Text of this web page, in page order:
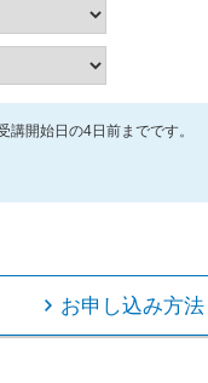
開始日の4日前までです。
お申し込み方法